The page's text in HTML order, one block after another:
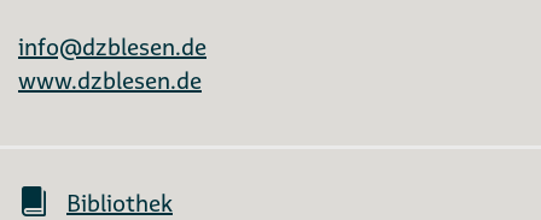
info@dzblesen.de
www.dzblesen.de
Bibliothek